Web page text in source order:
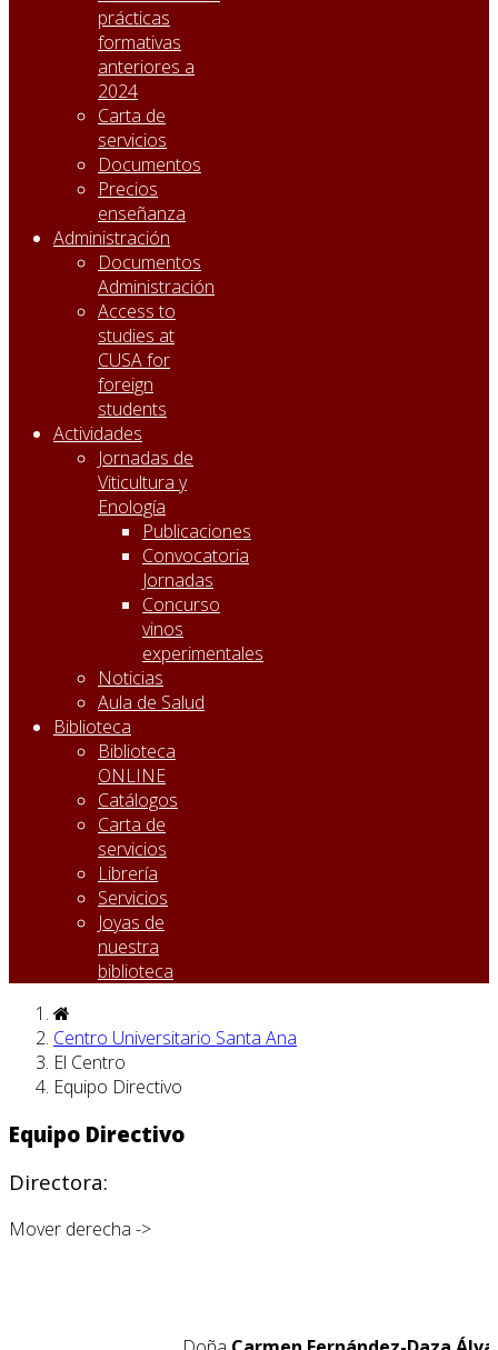
prácticas
formativas
anteriores a
2024
Carta de
servicios
Documentos
Precios
enseñanza
Administración
Documentos
Administración
Access to
studies at
CUSA for
foreign
students
Actividades
Jornadas de
Viticultura y
Enología
Publicaciones
Convocatoria
Jornadas
Concurso
vinos
experimentales
Noticias
Aula de Salud
Biblioteca
Biblioteca
ONLINE
Catálogos
Carta de
servicios
Librería
Servicios
Joyas de
nuestra
biblioteca
Centro Universitario Santa Ana
El Centro
Equipo Directivo
Equipo Directivo
Directora:
Mover derecha ->